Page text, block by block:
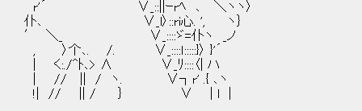
r'´ ∨_::||ｰrﾍ ､ ＼ヽヽ〉
仆､ ∨_l〉::ri心. ', ヽ｝
′ ＼_ ∨_::::ゞ=仆ヽ _ノ
, 〉个､. /. ∨_::::ｌ:::::}〉 }'´
| く:./^ﾄ､> ∧ ∨_ﾘ::::〈| ハ
| // || / ヽ. ∨┐r' .{ ､ヽ
!| // || / ｝ ∨ | l |